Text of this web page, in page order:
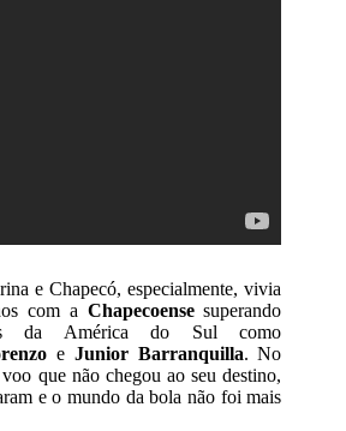
e Chapecó, especialmente, vivia
com a Chapecoensesuperando
da América do Sul como
e Junior Barranquilla. No
que não chegou ao seu destino,
e o mundo da bola não foi mais